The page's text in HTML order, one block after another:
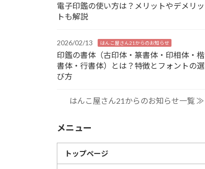
電子印鑑の使い方は？メリットやデメリッ
トも解説
2026/02/13 はんこ屋さん21からのお知らせ
印鑑の書体（古印体・篆書体・印相体・楷
書体・行書体）とは？特徴とフォントの選
び方
はんこ屋さん21からのお知らせ一覧 ≫
メニュー
トップページ